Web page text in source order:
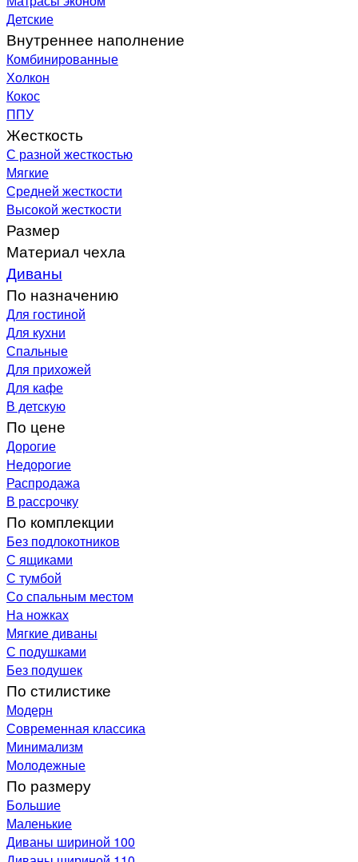
Детские
Внутреннее наполнение
Комбинированные
Холкон
Кокос
ППУ
Жесткость
С разной жесткостью
Мягкие
Средней жесткости
Высокой жесткости
Размер
Материал чехла
Диваны
По назначению
Для гостиной
Для кухни
Спальные
Для прихожей
Для кафе
В детскую
По цене
Дорогие
Недорогие
Распродажа
В рассрочку
По комплекции
Без подлокотников
С ящиками
С тумбой
Со спальным местом
На ножках
Мягкие диваны
С подушками
Без подушек
По стилистике
Модерн
Современная классика
Минимализм
Молодежные
По размеру
Большие
Маленькие
Диваны шириной 100